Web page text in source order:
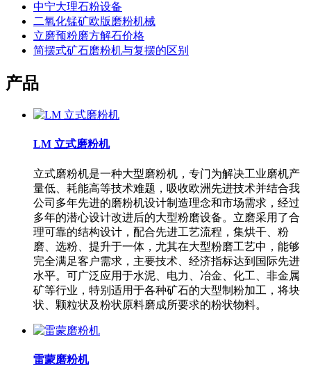
中宁大理石粉设备
二氧化锰矿欧版磨粉机械
立磨预粉磨方解石价格
简摆式矿石磨粉机与复摆的区别
产品
LM 立式磨粉机
立式磨粉机是一种大型磨粉机，专门为解决工业磨机产
量低、耗能高等技术难题，吸收欧洲先进技术并结合我
公司多年先进的磨粉机设计制造理念和市场需求，经过
多年的潜心设计改进后的大型粉磨设备。立磨采用了合
理可靠的结构设计，配合先进工艺流程，集烘干、粉
磨、选粉、提升于一体，尤其在大型粉磨工艺中，能够
完全满足客户需求，主要技术、经济指标达到国际先进
水平。可广泛应用于水泥、电力、冶金、化工、非金属
矿等行业，特别适用于各种矿石的大型制粉加工，将块
状、颗粒状及粉状原料磨成所要求的粉状物料。
雷蒙磨粉机